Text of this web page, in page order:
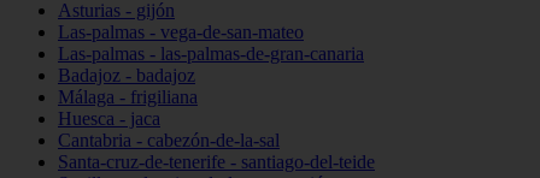
Asturias - gijón
Las-palmas - vega-de-san-mateo
Las-palmas - las-palmas-de-gran-canaria
Badajoz - badajoz
Málaga - frigiliana
Huesca - jaca
Cantabria - cabezón-de-la-sal
Santa-cruz-de-tenerife - santiago-del-teide